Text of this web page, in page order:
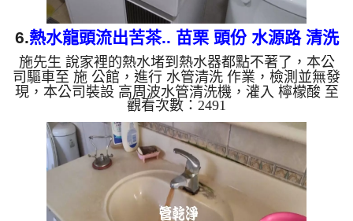
6.熱水龍頭流出苦茶.. 苗栗 頭份 水源路 清洗
水管
施先生 說家裡的熱水堵到熱水器都點不著了，本公
司驅車至 施 公館，進行 水管清洗 作業，檢測並無發
現，本公司裝設 高周波水管清洗機，灌入 檸檬酸 至
水管，等了約15分，開啟 水管清洗機 ，啟動 螺旋
波 模式，一開始就流出鮮豔髒水，顏色越來越深，
最後變成了苦茶，兩個多小時後，熱水出水量恢復
了。 如是自來水，如水管老化，會產生鐵鏽跟泥沙
堆積，洗出來的水就會是咖啡色，地下水含有氧化
錳，管壁上會結成黑色管垢，洗出來的水會跟石油一
樣黑，有些洗出綠色的水，是因為裡面有銅的物質，
生鏽產生銅綠，如是藍色的...
觀看次數：2491